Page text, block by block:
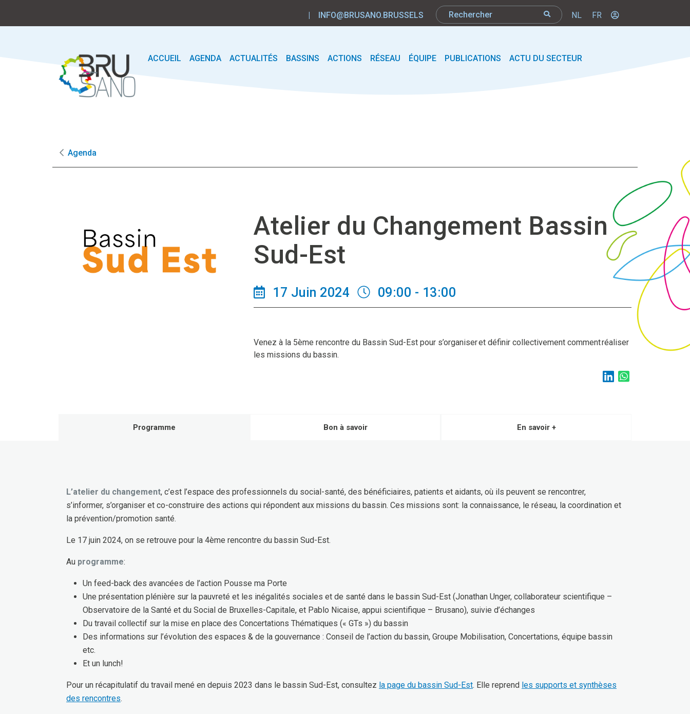
| INFO@BRUSANO.BRUSSELS NL FR
ACCUEIL AGENDA ACTUALITÉS BASSINS ACTIONS RÉSEAU ÉQUIPE PUBLICATIONS ACTU DU SECTEUR
Agenda
Atelier du Changement Bassin
Sud-Est
17 Juin 2024 09:00 - 13:00
Venez à la 5ème rencontre du Bassin Sud-Est pour s’organiser et définir collectivement comment réaliser
les missions du bassin.
Programme Bon à savoir En savoir +
L’atelier du changement, c’est l’espace des professionnels du social-santé, des bénéficiaires, patients et aidants, où ils peuvent se rencontrer,
s’informer, s’organiser et co-construire des actions qui répondent aux missions du bassin. Ces missions sont: la connaissance, le réseau, la coordination et
la prévention/promotion santé.
Le 17 juin 2024, on se retrouve pour la 4ème rencontre du bassin Sud-Est.
Au programme:
Un feed-back des avancées de l’action Pousse ma Porte
Une présentation plénière sur la pauvreté et les inégalités sociales et de santé dans le bassin Sud-Est (Jonathan Unger, collaborateur scientifique –
Observatoire de la Santé et du Social de Bruxelles-Capitale, et Pablo Nicaise, appui scientifique – Brusano), suivie d’échanges
Du travail collectif sur la mise en place des Concertations Thématiques (« GTs ») du bassin
Des informations sur l’évolution des espaces & de la gouvernance : Conseil de l’action du bassin, Groupe Mobilisation, Concertations, équipe bassin
etc.
Et un lunch!
Pour un récapitulatif du travail mené en depuis 2023 dans le bassin Sud-Est, consultez la page du bassin Sud-Est. Elle reprend les supports et synthèses
des rencontres.